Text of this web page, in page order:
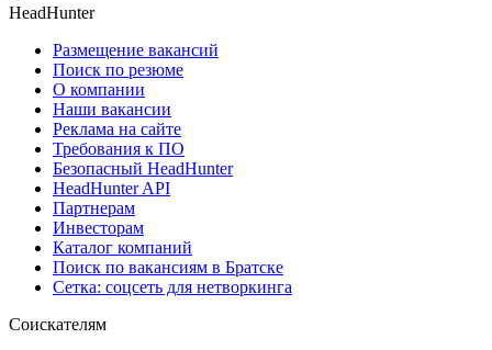
HeadHunter
Размещение вакансий
Поиск по резюме
О компании
Наши вакансии
Реклама на сайте
Требования к ПО
Безопасный HeadHunter
HeadHunter API
Партнерам
Инвесторам
Каталог компаний
Поиск по вакансиям в Братске
Сетка: соцсеть для нетворкинга
Соискателям